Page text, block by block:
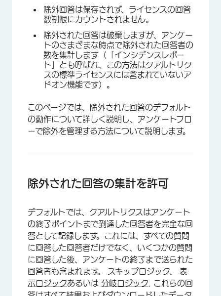
除外回答は保存されず、ライセンスの回答
数制限にカウントされません。
除外された回答は破棄しますが、アンケー
トのさまざまな時点で除外された回答者の
数を集計します（「インシデンスレポー
ト」とも呼ばれ、この方法はクアルトリク
スの標準ライセンスには含まれていないア
ドオン機能です）。
このページでは、除外された回答のデフォルト
の動作について詳しく説明し、アンケートフロ
ーで除外を管理する方法について説明します。
除外された回答の集計を許可
デフォルトでは、クアルトリクスはアンケート
の終了ポイントまで到達した回答者を完全な回
答として記録します。これには、すべての質問
に回答した回答者だけでなく、いくつかの質問
に回答した後、アンケートの終了まで送られた
回答者も含まれます。
スキップロジック、 表
示ロジックあるいは 分岐ロジック . これらの回